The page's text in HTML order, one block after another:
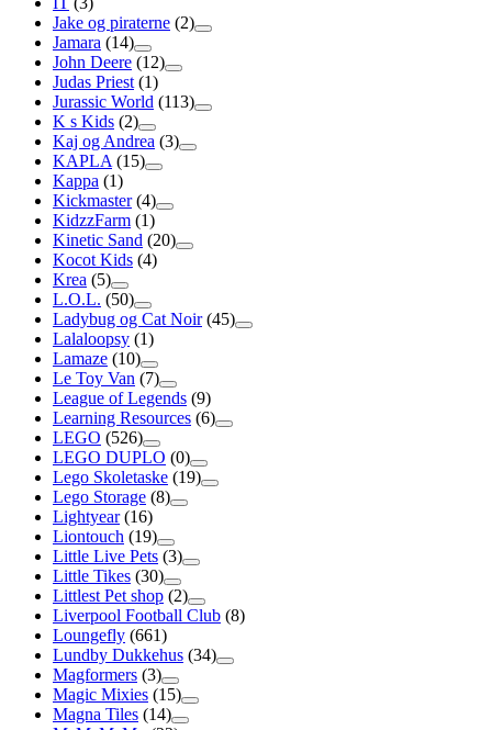
Jake og piraterne (2)
Jamara (14)
John Deere (12)
Judas Priest (1)
Jurassic World (113)
K s Kids (2)
Kaj og Andrea (3)
KAPLA (15)
Kappa (1)
Kickmaster (4)
KidzzFarm (1)
Kinetic Sand (20)
Kocot Kids (4)
Krea (5)
L.O.L. (50)
Ladybug og Cat Noir (45)
Lalaloopsy (1)
Lamaze (10)
Le Toy Van (7)
League of Legends (9)
Learning Resources (6)
LEGO (526)
LEGO DUPLO (0)
Lego Skoletaske (19)
Lego Storage (8)
Lightyear (16)
Liontouch (19)
Little Live Pets (3)
Little Tikes (30)
Littlest Pet shop (2)
Liverpool Football Club (8)
Loungefly (661)
Lundby Dukkehus (34)
Magformers (3)
Magic Mixies (15)
Magna Tiles (14)